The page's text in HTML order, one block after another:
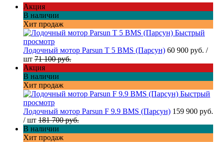
Акция
В наличии
Хит продаж
Быстрый
просмотр
Лодочный мотор Parsun T 5 BMS (Парсун) 60 900 руб. /
шт 71 100 руб.
Акция
В наличии
Хит продаж
Быстрый
просмотр
Лодочный мотор Parsun F 9.9 BMS (Парсун) 159 900 руб.
/ шт 181 700 руб.
В наличии
Хит продаж